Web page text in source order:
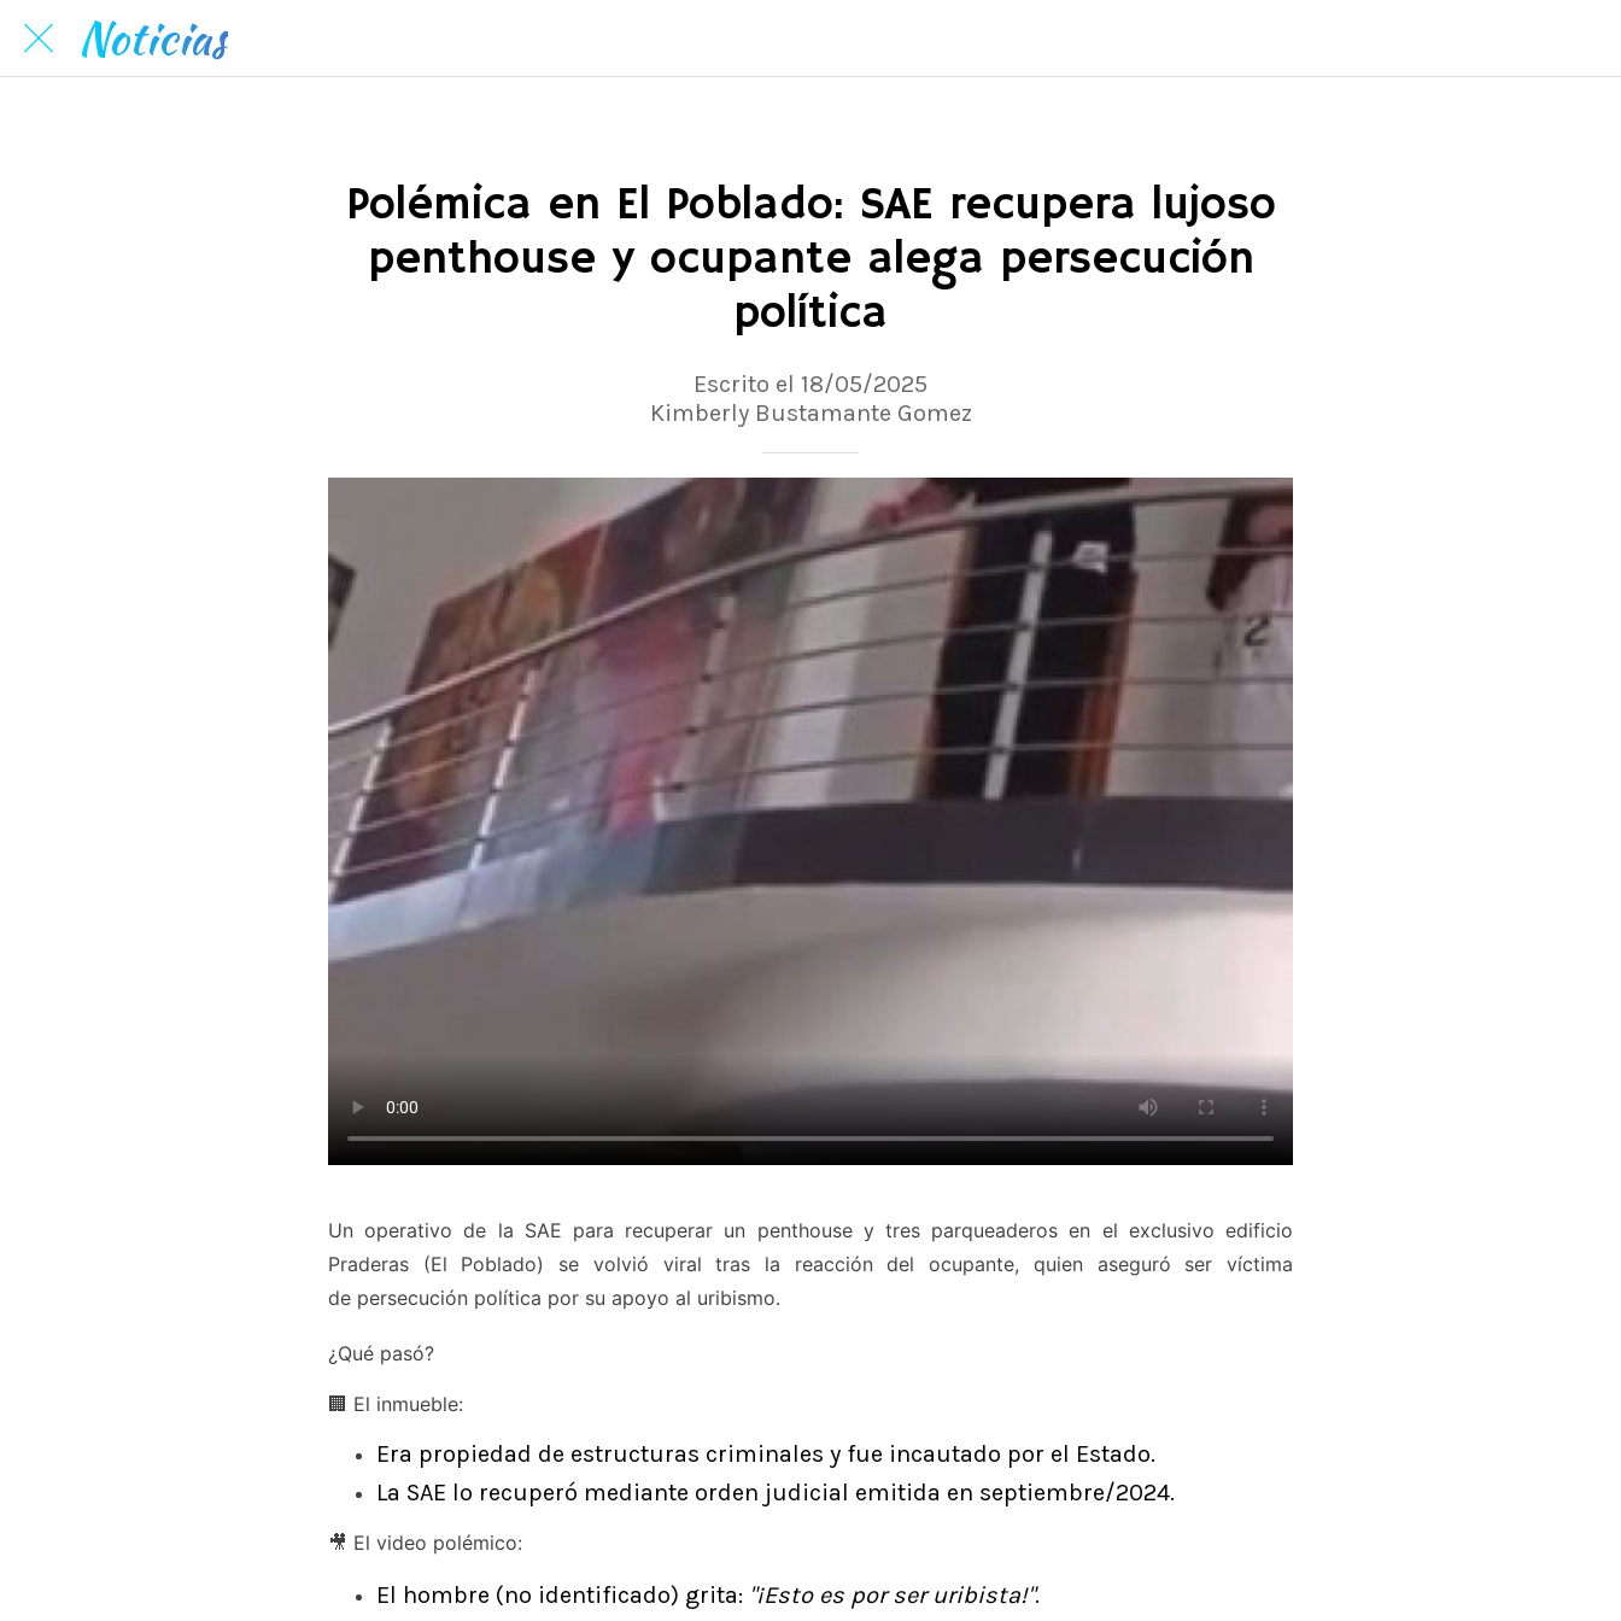
Noticias
Polémica en El Poblado: SAE recupera lujoso
penthouse y ocupante alega persecución
política
Escrito el 18/05/2025
Kimberly Bustamante Gomez
Un operativo de la SAE para recuperar un penthouse y tres parqueaderos en el exclusivo edificio
Praderas (El Poblado) se volvió viral tras la reacción del ocupante, quien aseguró ser víctima
de persecución política por su apoyo al uribismo.
¿Qué pasó?
🏢 El inmueble:
Era propiedad de estructuras criminales y fue incautado por el Estado.
La SAE lo recuperó mediante orden judicial emitida en septiembre/2024.
🎥 El video polémico:
El hombre (no identificado) grita: "¡Esto es por ser uribista!".